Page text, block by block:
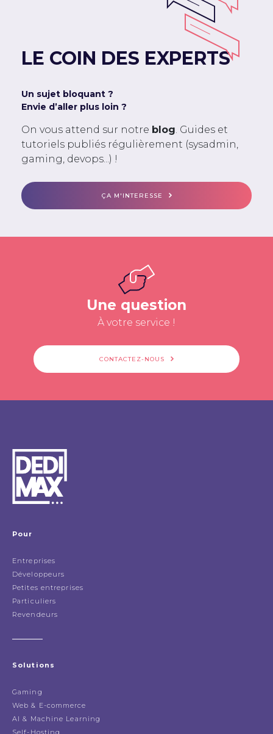
LE COIN DES EXPERTS
Un sujet bloquant ?
Envie d’aller plus loin ?
On vous attend sur notre blog . Guides et
tutoriels publiés régulièrement (sysadmin,
gaming, devops...) !
ÇA M'INTERESSE
Une question
À votre service !
CONTACTEZ-NOUS
Pour
Entreprises
Développeurs
Petites entreprises
Particuliers
Revendeurs
Solutions
Gaming
Web & E-commerce
AI & Machine Learning
Self-Hosting